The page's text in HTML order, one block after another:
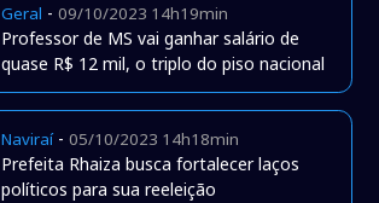
Geral -09/10/2023 14h19min
Professor de MS vai ganhar salário de
quase R$ 12 mil, o triplo do piso nacional
Naviraí-05/10/2023 14h18min
Prefeita Rhaiza busca fortalecer laços
políticos para sua reeleição